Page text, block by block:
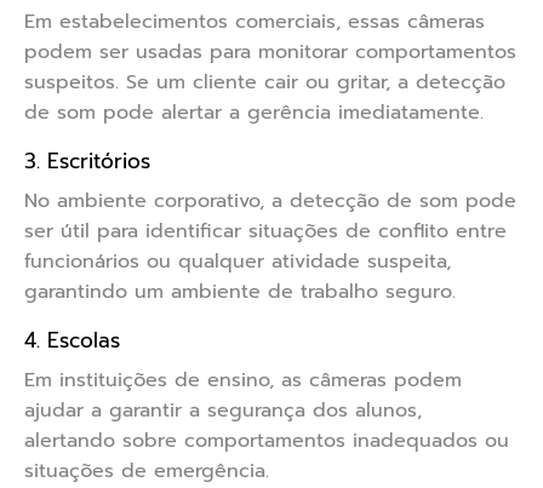
Em estabelecimentos comerciais, essas câmeras
podem ser usadas para monitorar comportamentos
suspeitos. Se um cliente cair ou gritar, a detecção
de som pode alertar a gerência imediatamente.
3. Escritórios
No ambiente corporativo, a detecção de som pode
ser útil para identificar situações de conflito entre
funcionários ou qualquer atividade suspeita,
garantindo um ambiente de trabalho seguro.
4. Escolas
Em instituições de ensino, as câmeras podem
ajudar a garantir a segurança dos alunos,
alertando sobre comportamentos inadequados ou
situações de emergência.